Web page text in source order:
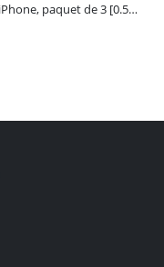
Câble de chargeur pour iPhone, paquet de 3 [0.5M 1M 2M] - GIANAC